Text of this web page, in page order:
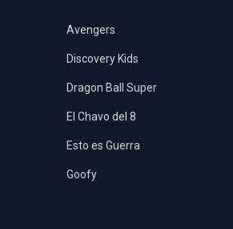
Avengers
Discovery Kids
Dragon Ball Super
El Chavo del 8
Esto es Guerra
Goofy